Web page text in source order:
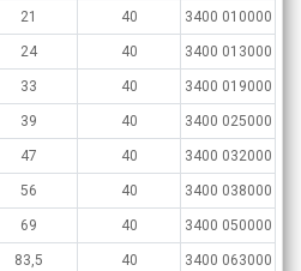
21 40 3400 010000
24 40 3400 013000
33 40 3400 019000
39 40 3400 025000
47 40 3400 032000
56 40 3400 038000
69 40 3400 050000
83,5 40 3400 063000